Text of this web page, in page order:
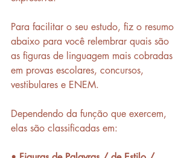
Para facilitar o seu estudo, fiz o resumo
abaixo para você relembrar quais são
as figuras de linguagem mais cobradas
em provas escolares, concursos,
vestibulares e ENEM.
Dependendo da função que exercem,
elas são classificadas em: